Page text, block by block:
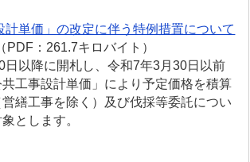
計単価」の改定に伴う特例措置について
（PDF：261.7キロバイト）
日以降に開札し、令和7年3月30日以前
工事設計単価」により予定価格を積算
繕工事を除く）及び伐採等委託につい
とします。